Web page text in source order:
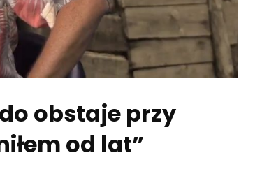
obstaje przy
od lat”